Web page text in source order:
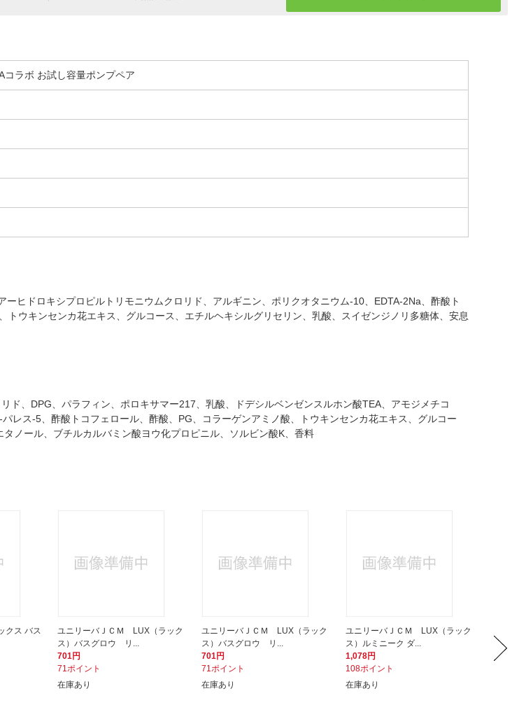
ラボ お試し容量ポンプペア
ヒドロキシプロピルトリモニウムクロリド、アルギニン、ポリクオタニウム-10、EDTA-2Na、酢酸ト
ウキンセンカ花エキス、グルコース、エチルヘキシルグリセリン、乳酸、スイゼンジノリ多糖体、安息
、DPG、パラフィン、ポロキサマー217、乳酸、ドデシルベンゼンスルホン酸TEA、アモジメチコ
レス-5、酢酸トコフェロール、酢酸、PG、コラーゲンアミノ酸、トウキンセンカ花エキス、グルコー
ノール、ブチルカルバミン酸ヨウ化プロピニル、ソルビン酸K、香料
クス バス
ユニリーバＪＣＭ LUX（ラック
ス）バスグロウ リ...
701円
71ポイント
在庫あり
ユニリーバＪＣＭ LUX（ラック
ス）バスグロウ リ...
701円
71ポイント
在庫あり
ユニリーバＪＣＭ LUX（ラック
ス）ルミニーク ダ...
1,078円
108ポイント
在庫あり
ス）
1,150円